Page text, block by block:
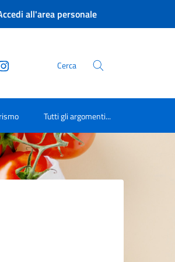
all'area personale
Cerca
Tutti gli argomenti...